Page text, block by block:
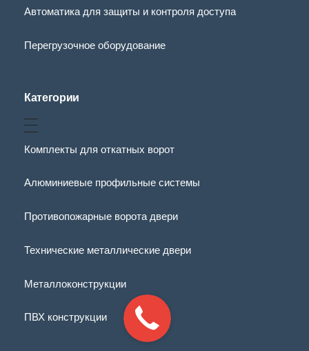
Автоматика для защиты и контроля доступа
Перегрузочное оборудование
Категории
Комплекты для откатных ворот
Алюминиевые профильные системы
Противопожарные ворота двери
Технические металлические двери
Металлоконструкции
ПВХ конструкции